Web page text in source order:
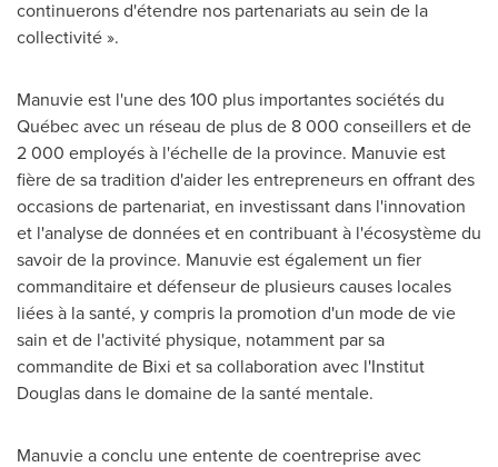
continuerons d'étendre nos partenariats au sein de la
collectivité ».
Manuvie est l'une des 100 plus importantes sociétés du
Québec avec un réseau de plus de 8 000 conseillers et de
2 000 employés à l'échelle de la province. Manuvie est
fière de sa tradition d'aider les entrepreneurs en offrant des
occasions de partenariat, en investissant dans l'innovation
et l'analyse de données et en contribuant à l'écosystème du
savoir de la province. Manuvie est également un fier
commanditaire et défenseur de plusieurs causes locales
liées à la santé, y compris la promotion d'un mode de vie
sain et de l'activité physique, notamment par sa
commandite de Bixi et sa collaboration avec l'Institut
Douglas dans le domaine de la santé mentale.
Manuvie a conclu une entente de coentreprise avec